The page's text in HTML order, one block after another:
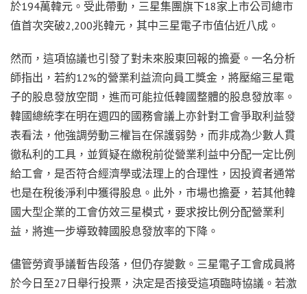
於194萬韓元。受此帶動，三星集團旗下18家上市公司總市
值首次突破2,200兆韓元，其中三星電子市值佔近八成。
然而，這項協議也引發了對未來股東回報的擔憂。一名分析
師指出，若約12%的營業利益流向員工獎金，將壓縮三星電
子的股息發放空間，進而可能拉低韓國整體的股息發放率。
韓國總統李在明在週四的國務會議上亦針對工會爭取利益發
表看法，他強調勞動三權旨在保護弱勢，而非成為少數人貫
徹私利的工具，並質疑在繳稅前從營業利益中分配一定比例
給工會，是否符合經濟學或法理上的合理性，因投資者通常
也是在稅後淨利中獲得股息。此外，市場也擔憂，若其他韓
國大型企業的工會仿效三星模式，要求按比例分配營業利
益，將進一步導致韓國股息發放率的下降。
儘管勞資爭議暫告段落，但仍存變數。三星電子工會成員將
於今日至27日舉行投票，決定是否接受這項臨時協議。若激